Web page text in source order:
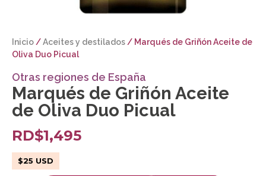
Inicio/Aceites y destilados/ Marqués de Griñón Aceite de
Oliva Duo Picual
Otras regiones de España
Marqués de Griñón Aceite
de Oliva Duo Picual
RD$1,495
$25 USD